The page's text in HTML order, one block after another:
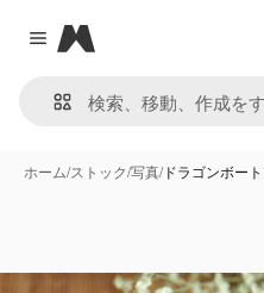
Close menu
Magnific
ホーム/ストック/写真/ドラゴンボー